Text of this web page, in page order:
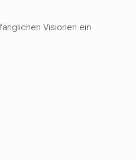
Visionen ein